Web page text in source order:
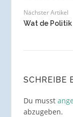
Nächster Artikel
Wat de Politik
SCHREIBE
Du musst
abzugeben.